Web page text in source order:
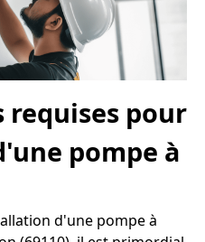
requises pour
pompe à
d'une pompe à